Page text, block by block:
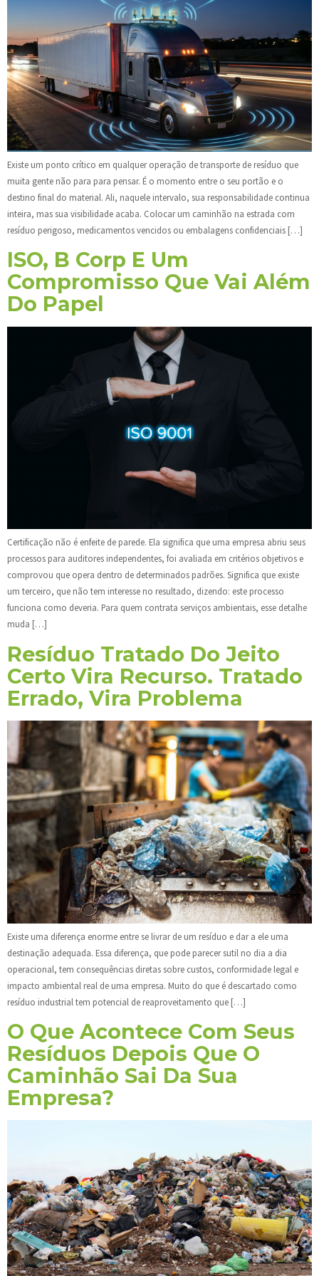
Existe um ponto crítico em qualquer operação de transporte de resíduo que
muita gente não para para pensar. É o momento entre o seu portão e o
destino final do material. Ali, naquele intervalo, sua responsabilidade continua
inteira, mas sua visibilidade acaba. Colocar um caminhão na estrada com
resíduo perigoso, medicamentos vencidos ou embalagens confidenciais […]
ISO, B Corp E Um
Compromisso Que Vai Além
Do Papel
Certificação não é enfeite de parede. Ela significa que uma empresa abriu seus
processos para auditores independentes, foi avaliada em critérios objetivos e
comprovou que opera dentro de determinados padrões. Significa que existe
um terceiro, que não tem interesse no resultado, dizendo: este processo
funciona como deveria. Para quem contrata serviços ambientais, esse detalhe
muda […]
Resíduo Tratado Do Jeito
Certo Vira Recurso. Tratado
Errado, Vira Problema
Existe uma diferença enorme entre se livrar de um resíduo e dar a ele uma
destinação adequada. Essa diferença, que pode parecer sutil no dia a dia
operacional, tem consequências diretas sobre custos, conformidade legal e
impacto ambiental real de uma empresa. Muito do que é descartado como
resíduo industrial tem potencial de reaproveitamento que […]
O Que Acontece Com Seus
Resíduos Depois Que O
Caminhão Sai Da Sua
Empresa?